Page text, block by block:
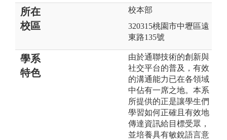
所在
校區
校本部
320315桃園市中壢區遠
東路135號
學系
特色
由於通聯技術的創新與
社交平台的普及，有效
的溝通能力已在各領域
中佔有一席之地。本系
所提供的正是讓學生們
學習如何正確且有效地
傳達資訊給目標受眾，
並培養具有敏銳語言意